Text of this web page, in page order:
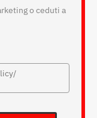
o ceduti a